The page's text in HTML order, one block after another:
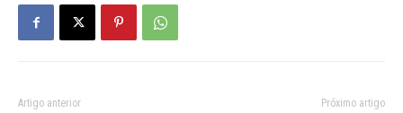
Artigo anterior Próximo artigo